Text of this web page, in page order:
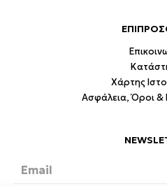
Χάρτης
Ασφάλεια, Όροι &